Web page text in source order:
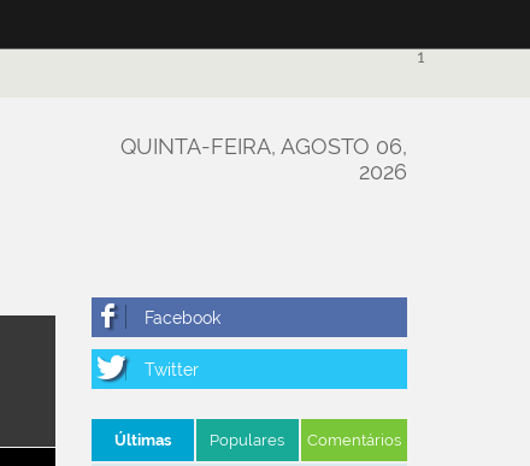
1
QUINTA-FEIRA, AGOSTO 06,
2026
Últimas Populares Comentários